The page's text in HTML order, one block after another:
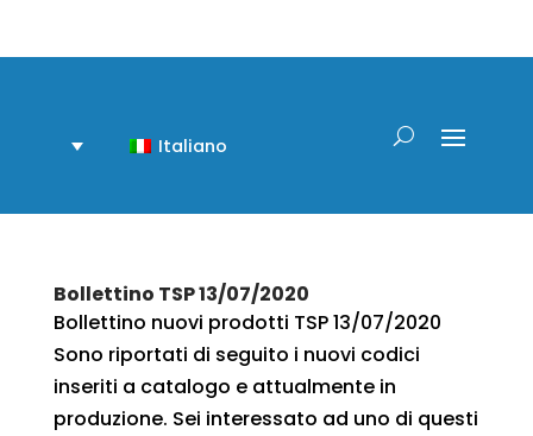
Italiano
Bollettino TSP 13/07/2020
Bollettino nuovi prodotti TSP 13/07/2020
Sono riportati di seguito i nuovi codici
inseriti a catalogo e attualmente in
produzione. Sei interessato ad uno di questi